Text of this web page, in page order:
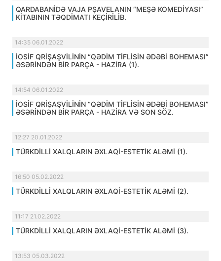
QARDABANİDƏ VAJA PŞAVELANIN “MEŞƏ KOMEDİYASI”
KİTABININ TƏQDİMATI KEÇİRİLİB.
14:35 06.01.2022
İOSİF QRİŞAŞVİLİNİN “QƏDİM TİFLİSİN ƏDƏBİ BOHEMASI”
ƏSƏRİNDƏN BİR PARÇA - HAZİRA (1).
14:54 06.01.2022
İOSİF QRİŞAŞVİLİNİN “QƏDİM TİFLİSİN ƏDƏBİ BOHEMASI”
ƏSƏRİNDƏN BİR PARÇA - HAZİRA VƏ SON SÖZ.
12:27 20.01.2022
TÜRKDİLLİ XALQLARIN ƏXLAQİ-ESTETİK ALƏMİ (1).
16:50 05.02.2022
TÜRKDİLLİ XALQLARIN ƏXLAQİ-ESTETİK ALƏMİ (2).
11:17 21.02.2022
TÜRKDİLLİ XALQLARIN ƏXLAQİ-ESTETİK ALƏMİ (3).
13:53 05.03.2022